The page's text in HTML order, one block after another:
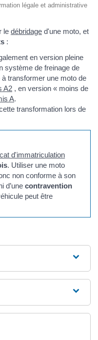
légale et administrative
le débridage d'une moto, et
:
en version pleine
système de freinage de
transformer une moto de
A2 , en version « moins de
A.
transformation lors de
d'immatriculation
. Utiliser une moto
non conforme à son
d’unecontravention
peut être